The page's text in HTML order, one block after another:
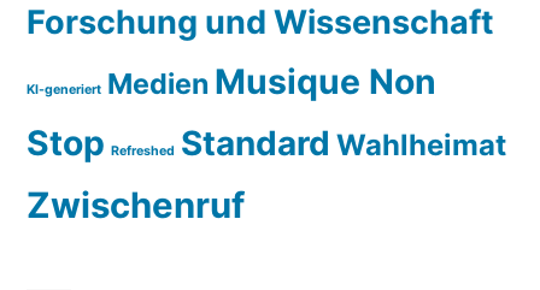
Forschung und Wissenschaft
KI-generiert Medien Musique Non
Stop Refreshed Standard Wahlheimat
Zwischenruf